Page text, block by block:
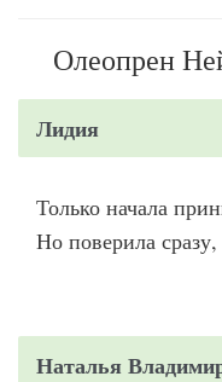
Олеопрен
Лидия
Только начала
Но поверила
Наталья